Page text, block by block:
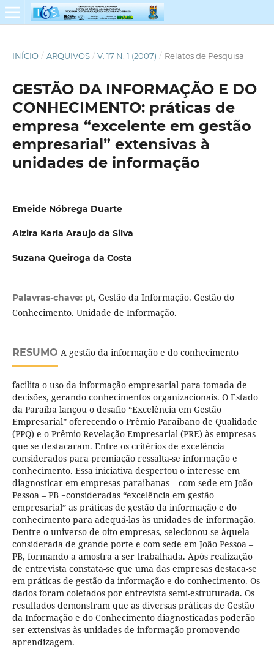
INÍCIO / ARQUIVOS / V. 17 N. 1 (2007) / Relatos de Pesquisa
GESTÃO DA INFORMAÇÃO E DO
CONHECIMENTO: práticas de
empresa “excelente em gestão
empresarial” extensivas à
unidades de informação
Emeide Nóbrega Duarte
Alzira Karla Araujo da Silva
Suzana Queiroga da Costa
Palavras-chave: pt, Gestão da Informação. Gestão do
Conhecimento. Unidade de Informação.
RESUMO A gestão da informação e do conhecimento
facilita o uso da informação empresarial para tomada de
decisões, gerando conhecimentos organizacionais. O Estado
da Paraíba lançou o desafio “Excelência em Gestão
Empresarial” oferecendo o Prêmio Paraibano de Qualidade
(PPQ) e o Prêmio Revelação Empresarial (PRE) às empresas
que se destacaram. Entre os critérios de excelência
considerados para premiação ressalta-se informação e
conhecimento. Essa iniciativa despertou o interesse em
diagnosticar em empresas paraibanas – com sede em João
Pessoa – PB ¬consideradas “excelência em gestão
empresarial” as práticas de gestão da informação e do
conhecimento para adequá-las às unidades de informação.
Dentre o universo de oito empresas, selecionou-se àquela
considerada de grande porte e com sede em João Pessoa –
PB, formando a amostra a ser trabalhada. Após realização
de entrevista constata-se que uma das empresas destaca-se
em práticas de gestão da informação e do conhecimento. Os
dados foram coletados por entrevista semi-estruturada. Os
resultados demonstram que as diversas práticas de Gestão
da Informação e do Conhecimento diagnosticadas poderão
ser extensivas às unidades de informação promovendo
aprendizagem.